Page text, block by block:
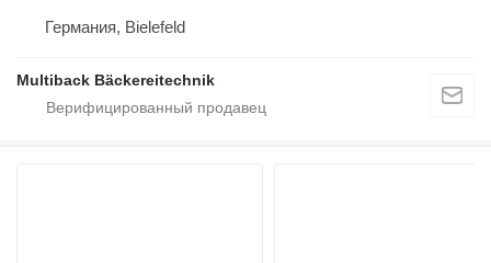
Германия, Bielefeld
Multiback Bäckereitechnik